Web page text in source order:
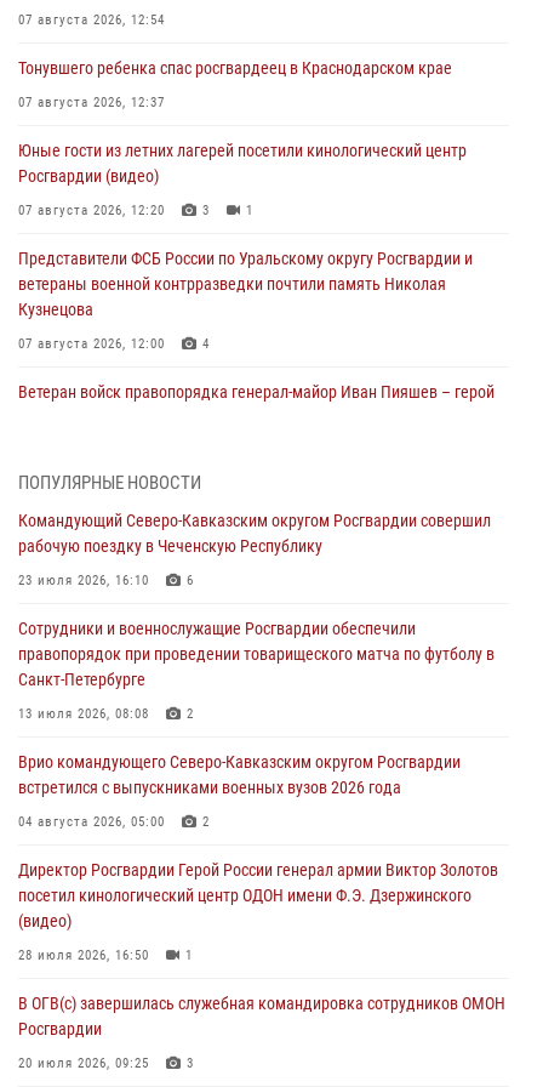
07 августа 2026, 12:54
Тонувшего ребенка спас росгвардеец в Краснодарском крае
07 августа 2026, 12:37
Юные гости из летних лагерей посетили кинологический центр
Росгвардии (видео)
07 августа 2026, 12:20 3 1
Представители ФСБ России по Уральскому округу Росгвардии и
ветераны военной контрразведки почтили память Николая
Кузнецова
07 августа 2026, 12:00 4
Ветеран войск правопорядка генерал-майор Иван Пияшев – герой
Смольного собора в Санкт-Петербурге (видео)
07 августа 2026, 11:34
взрывобезопасности
07 августа 2026, 11:33
Рэпер ST посетил раненых росгвардейцев в Главном военном
07 августа 2026, 11:18 2
Патриотическая акция «Каникулы с Росгвардией» прошла в
07 августа 2026, 11:00
ПОПУЛЯРНЫЕ НОВОСТИ
Командующий Северо-Кавказским округом Росгвардии совершил
рабочую поездку в Чеченскую Республику
23 июля 2026, 16:10 6
Сотрудники и военнослужащие Росгвардии обеспечили
правопорядок при проведении товарищеского матча по футболу в
Санкт-Петербурге
13 июля 2026, 08:08 2
Врио командующего Северо-Кавказским округом Росгвардии
встретился с выпускниками военных вузов 2026 года
04 августа 2026, 05:00 2
Директор Росгвардии Герой России генерал армии Виктор Золотов
посетил кинологический центр ОДОН имени Ф.Э. Дзержинского
(видео)
28 июля 2026, 16:50 1
В ОГВ(с) завершилась служебная командировка сотрудников ОМОН
Росгвардии
20 июля 2026, 09:25 3